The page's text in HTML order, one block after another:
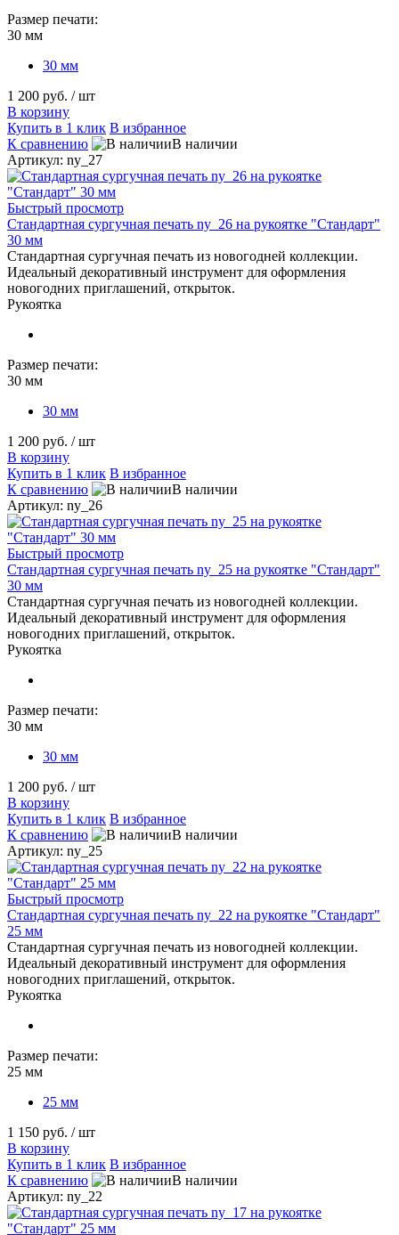
Размер печати:
30 мм
30 мм
1 200 руб. / шт
В корзину
Купить в 1 клик В избранное
К сравнению
В наличии
Артикул: ny_27
Быстрый просмотр
Стандартная сургучная печать ny_26 на рукоятке "Стандарт"
30 мм
Стандартная сургучная печать из новогодней коллекции.
Идеальный декоративный инструмент для оформления
новогодних приглашений, открыток.
Рукоятка
Размер печати:
30 мм
30 мм
1 200 руб. / шт
В корзину
Купить в 1 клик В избранное
К сравнению
В наличии
Артикул: ny_26
Быстрый просмотр
Стандартная сургучная печать ny_25 на рукоятке "Стандарт"
30 мм
Стандартная сургучная печать из новогодней коллекции.
Идеальный декоративный инструмент для оформления
новогодних приглашений, открыток.
Рукоятка
Размер печати:
30 мм
30 мм
1 200 руб. / шт
В корзину
Купить в 1 клик В избранное
К сравнению
В наличии
Артикул: ny_25
Быстрый просмотр
Стандартная сургучная печать ny_22 на рукоятке "Стандарт"
25 мм
Стандартная сургучная печать из новогодней коллекции.
Идеальный декоративный инструмент для оформления
новогодних приглашений, открыток.
Рукоятка
Размер печати:
25 мм
25 мм
1 150 руб. / шт
В корзину
Купить в 1 клик В избранное
К сравнению
В наличии
Артикул: ny_22